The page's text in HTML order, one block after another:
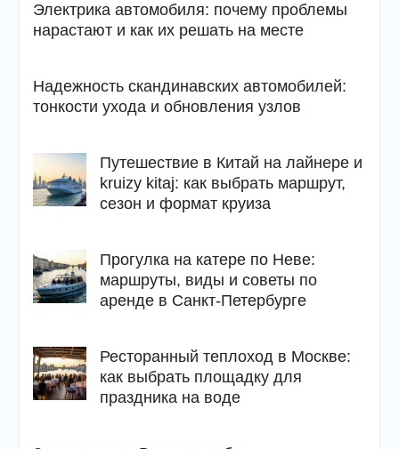
Электрика автомобиля: почему проблемы
нарастают и как их решать на месте
Надежность скандинавских автомобилей:
тонкости ухода и обновления узлов
Путешествие в Китай на лайнере и
kruizy kitaj: как выбрать маршрут,
сезон и формат круиза
Прогулка на катере по Неве:
маршруты, виды и советы по
аренде в Санкт-Петербурге
Ресторанный теплоход в Москве:
как выбрать площадку для
праздника на воде